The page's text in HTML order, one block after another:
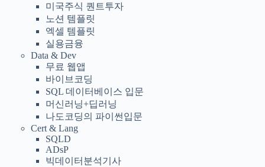
미국주식 퀀트투자
노션 템플릿
엑셀 템플릿
실용금융
Data & Dev
무료 웹앱
바이브코딩
SQL 데이터베이스 입문
머신러닝+딥러닝
나도코딩의 파이썬입문
Cert & Lang
SQLD
ADsP
빅데이터분석기사